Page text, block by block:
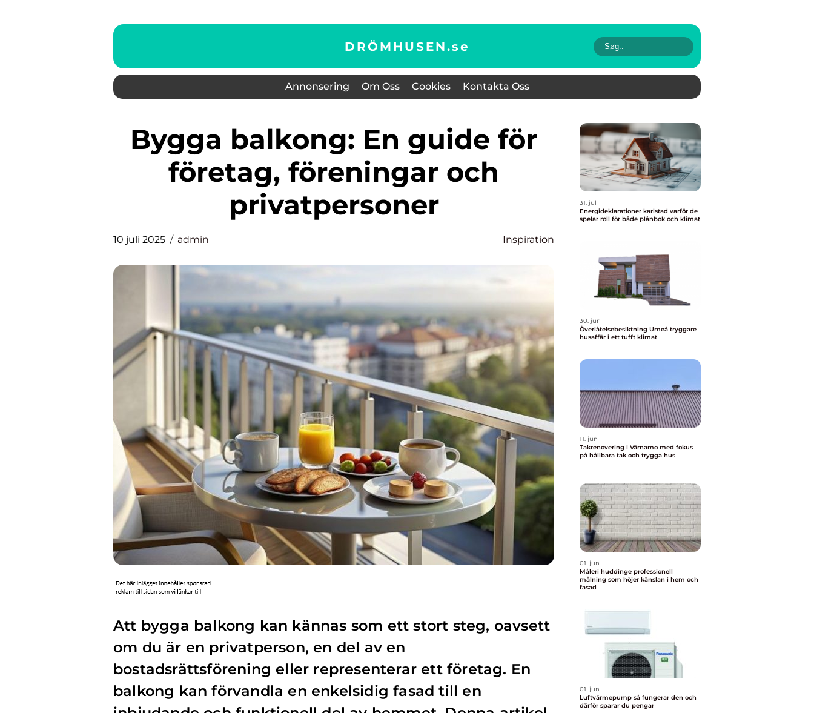
DRÖMHUSEN.se
Annonsering Om Oss Cookies Kontakta Oss
Bygga balkong: En guide för
företag, föreningar och
privatpersoner
10 juli 2025 admin Inspiration
Att bygga balkong kan kännas som ett stort steg, oavsett
om du är en privatperson, en del av en
bostadsrättsförening eller representerar ett företag. En
balkong kan förvandla en enkelsidig fasad till en
31. jul
Energideklarationer karlstad varför de
spelar roll för både plånbok och klimat
30. jun
Överlåtelsebesiktning Umeå tryggare
husaffär i ett tufft klimat
11. jun
Takrenovering i Värnamo med fokus
på hållbara tak och trygga hus
01. jun
Måleri huddinge professionell
målning som höjer känslan i hem och
fasad
01. jun
Luftvärmepump så fungerar den och
därför sparar du pengar